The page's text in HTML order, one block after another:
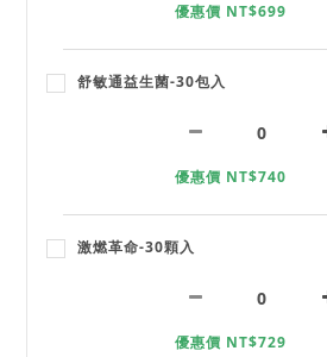
優惠價 NT$699
舒敏通益生菌-30包入
優惠價 NT$740
激燃革命-30顆入
優惠價 NT$729